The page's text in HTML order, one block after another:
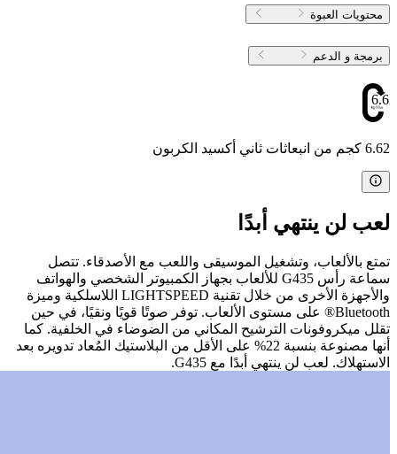
محتويات العبوة
برمجة و الدعم
6.62
6.62 كجم من انبعاثات ثاني أكسيد الكربون
لعب لن ينتهي أبدًا
تمتع بالألعاب، وتشغيل الموسيقى واللعب مع الأصدقاء. تتصل
سماعة رأس G435 للألعاب بجهاز الكمبيوتر الشخصي والهواتف
والأجهزة الأخرى من خلال تقنية LIGHTSPEED اللاسلكية وميزة
Bluetooth® على مستوى الألعاب. توفر صوتًا قويًا ونقيًا، في حين
تقلل ميكروفونات الترشيح المكاني من الضوضاء في الخلفية. كما
أنها مصنوعة بنسبة 22% على الأقل من البلاستيك المُعاد تدويره بعد
الاستهلاك. لعب لن ينتهي أبدًا مع G435.